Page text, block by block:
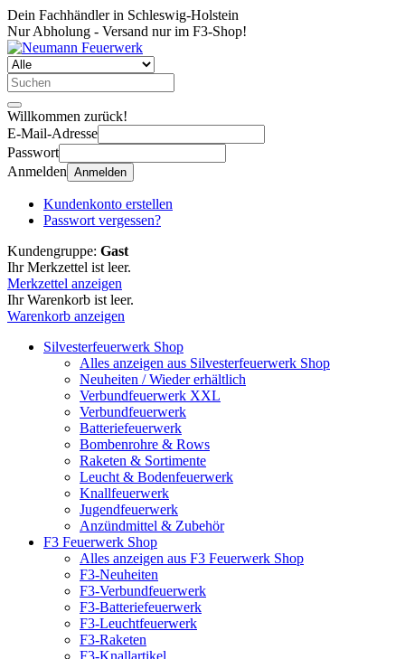
Dein Fachhändler in Schleswig-Holstein
Nur Abholung - Versand nur im F3-Shop!
Willkommen zurück!
E-Mail-Adresse
Passwort
Anmelden Anmelden
Kundenkonto erstellen
Passwort vergessen?
Kundengruppe: Gast
Ihr Merkzettel ist leer.
Merkzettel anzeigen
Ihr Warenkorb ist leer.
Warenkorb anzeigen
Silvesterfeuerwerk Shop
Alles anzeigen aus Silvesterfeuerwerk Shop
Neuheiten / Wieder erhältlich
Verbundfeuerwerk XXL
Verbundfeuerwerk
Batteriefeuerwerk
Bombenrohre & Rows
Raketen & Sortimente
Leucht & Bodenfeuerwerk
Knallfeuerwerk
Jugendfeuerwerk
Anzündmittel & Zubehör
F3 Feuerwerk Shop
Alles anzeigen aus F3 Feuerwerk Shop
F3-Neuheiten
F3-Verbundfeuerwerk
F3-Batteriefeuerwerk
F3-Leuchtfeuerwerk
F3-Raketen
F3-Knallartikel